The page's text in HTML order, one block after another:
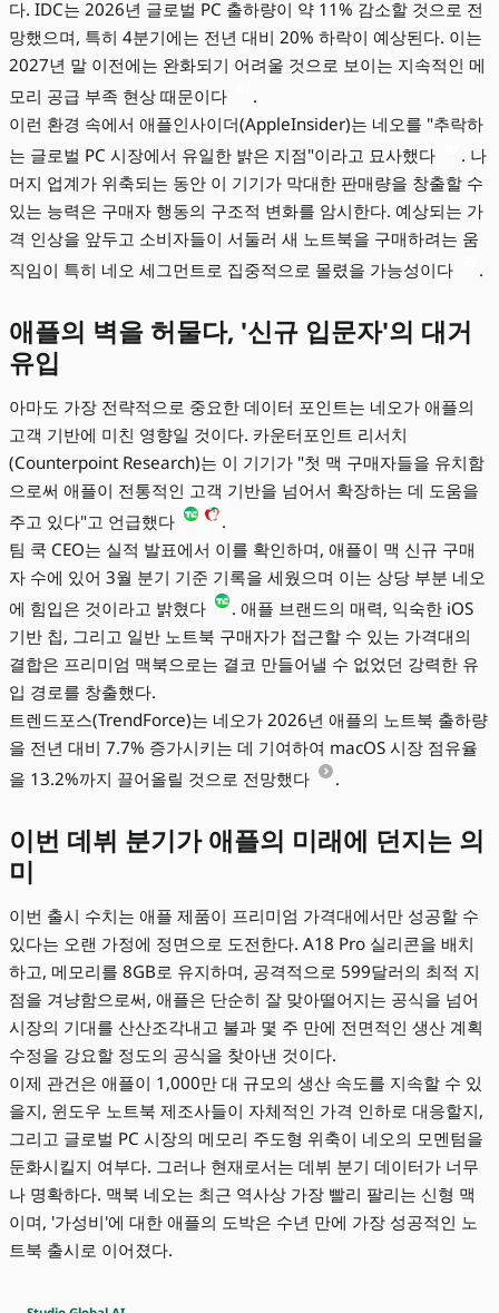
다. IDC는 2026년 글로벌 PC 출하량이 약 11% 감소할 것으로 전
망했으며, 특히 4분기에는 전년 대비 20% 하락이 예상된다. 이는
2027년 말 이전에는 완화되기 어려울 것으로 보이는 지속적인 메
모리 공급 부족 현상 때문이다
.
이런 환경 속에서 애플인사이더(AppleInsider)는 네오를 "추락하
는 글로벌 PC 시장에서 유일한 밝은 지점"이라고 묘사했다
. 나
머지 업계가 위축되는 동안 이 기기가 막대한 판매량을 창출할 수
있는 능력은 구매자 행동의 구조적 변화를 암시한다. 예상되는 가
격 인상을 앞두고 소비자들이 서둘러 새 노트북을 구매하려는 움
직임이 특히 네오 세그먼트로 집중적으로 몰렸을 가능성이다
.
애플의 벽을 허물다, '신규 입문자'의 대거
유입
아마도 가장 전략적으로 중요한 데이터 포인트는 네오가 애플의
고객 기반에 미친 영향일 것이다. 카운터포인트 리서치
(Counterpoint Research)는 이 기기가 "첫 맥 구매자들을 유치함
으로써 애플이 전통적인 고객 기반을 넘어서 확장하는 데 도움을
주고 있다"고 언급했다
.
팀 쿡 CEO는 실적 발표에서 이를 확인하며, 애플이 맥 신규 구매
자 수에 있어 3월 분기 기준 기록을 세웠으며 이는 상당 부분 네오
에 힘입은 것이라고 밝혔다
. 애플 브랜드의 매력, 익숙한 iOS
기반 칩, 그리고 일반 노트북 구매자가 접근할 수 있는 가격대의
결합은 프리미엄 맥북으로는 결코 만들어낼 수 없었던 강력한 유
입 경로를 창출했다.
트렌드포스(TrendForce)는 네오가 2026년 애플의 노트북 출하량
을 전년 대비 7.7% 증가시키는 데 기여하여 macOS 시장 점유율
을 13.2%까지 끌어올릴 것으로 전망했다
.
이번 데뷔 분기가 애플의 미래에 던지는 의
미
이번 출시 수치는 애플 제품이 프리미엄 가격대에서만 성공할 수
있다는 오랜 가정에 정면으로 도전한다. A18 Pro 실리콘을 배치
하고, 메모리를 8GB로 유지하며, 공격적으로 599달러의 최적 지
점을 겨냥함으로써, 애플은 단순히 잘 맞아떨어지는 공식을 넘어
시장의 기대를 산산조각내고 불과 몇 주 만에 전면적인 생산 계획
수정을 강요할 정도의 공식을 찾아낸 것이다.
이제 관건은 애플이 1,000만 대 규모의 생산 속도를 지속할 수 있
을지, 윈도우 노트북 제조사들이 자체적인 가격 인하로 대응할지,
그리고 글로벌 PC 시장의 메모리 주도형 위축이 네오의 모멘텀을
둔화시킬지 여부다. 그러나 현재로서는 데뷔 분기 데이터가 너무
나 명확하다. 맥북 네오는 최근 역사상 가장 빨리 팔리는 신형 맥
이며, '가성비'에 대한 애플의 도박은 수년 만에 가장 성공적인 노
트북 출시로 이어졌다.